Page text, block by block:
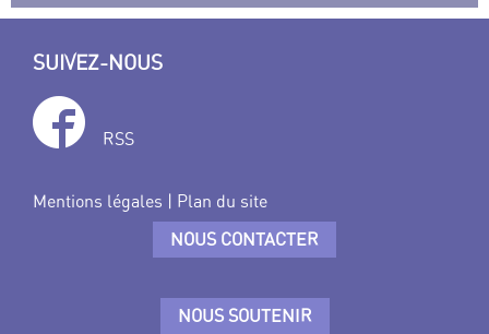
SUIVEZ-NOUS
RSS
Mentions légales | Plan du site
NOUS CONTACTER
NOUS SOUTENIR